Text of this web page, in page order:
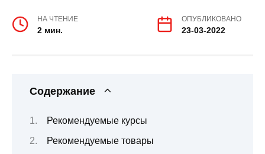
НА ЧТЕНИЕ
2 мин.
ОПУБЛИКОВАНО
23-03-2022
Содержание
Рекомендуемые курсы
Рекомендуемые товары